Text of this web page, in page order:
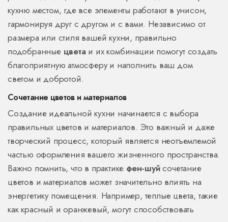
кухню местом, где все элементы работают в унисон,
гармонируя друг с другом и с вами. Независимо от
размера или стиля вашей кухни, правильно
подобранные цветаи их комбинации помогут создать
благоприятную атмосферу и наполнить ваш дом
светом и добротой.
Сочетание цветов и материалов
Создание идеальной кухни начинается с выбора
правильных цветов и материалов. Это важный и даже
творческий процесс, который является неотъемлемой
частью оформления вашего жизненного пространства.
Важно помнить, что в практике фен-шуйсочетание
цветов и материалов может значительно влиять на
энергетику помещения. Например, теплые цвета, такие
как красный и оранжевый, могут способствовать